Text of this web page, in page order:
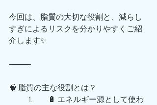
今回は、脂質の大切な役割と、減らし
すぎによるリスクを分かりやすくご紹
介します✨
⸻
🧠 脂質の主な役割とは？